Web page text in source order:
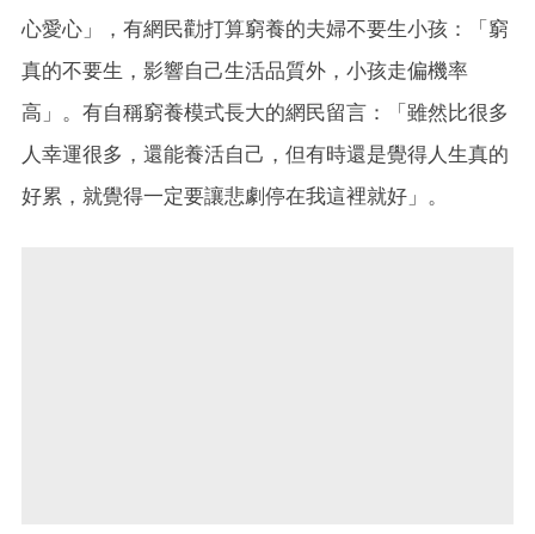
心愛心」，有網民勸打算窮養的夫婦不要生小孩：「窮
真的不要生，影響自己生活品質外，小孩走偏機率
高」。有自稱窮養模式長大的網民留言：「雖然比很多
人幸運很多，還能養活自己，但有時還是覺得人生真的
好累，就覺得一定要讓悲劇停在我這裡就好」。